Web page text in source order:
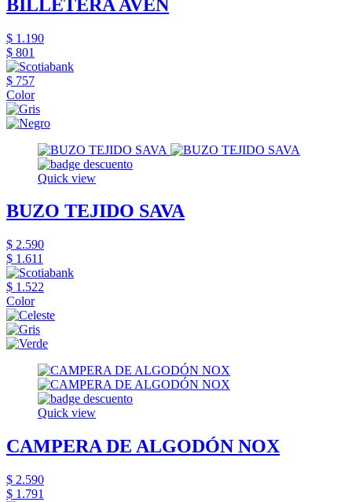
BILLETERA AVEN
$ 1.190
$ 801
$ 757
Color
Quick view
BUZO TEJIDO SAVA
$ 2.590
$ 1.611
$ 1.522
Color
Quick view
CAMPERA DE ALGODÓN NOX
$ 2.590
$ 1.791